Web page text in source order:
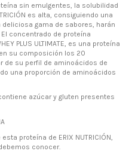
sin emulgentes, la solubilidad
es alta, consiguiendo una
gama de sabores, harán
concentrado de proteína
PLUS ULTIMATE, es una proteína
su composición los 20
de su perfil de aminoácidos de
una proporción de aminoácidos
azúcar y gluten presentes
proteína de ERIX NUTRICIÓN,
conocer.